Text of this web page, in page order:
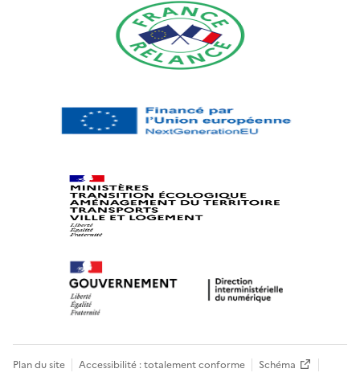
Plan du site Accessibilité : totalement conforme Schéma